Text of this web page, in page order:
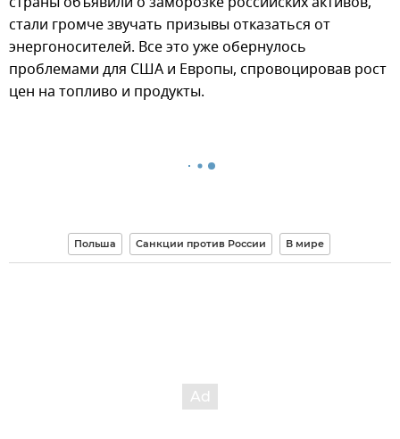
стали громче звучать призывы отказаться от
энергоносителей. Все это уже обернулось
проблемами для США и Европы, спровоцировав рост
цен на топливо и продукты.
Польша Санкции против России В мире